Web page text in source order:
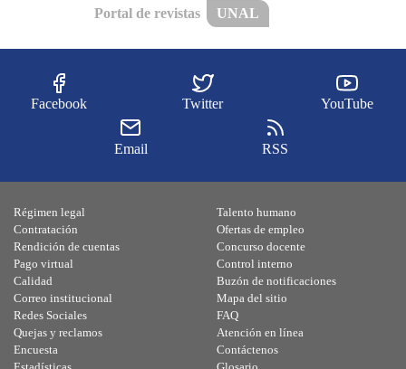
Portal de revistas UNAL
Facebook Twitter YouTube
Email RSS
Régimen legal
Contratación
Rendición de cuentas
Pago virtual
Calidad
Talento humano
Ofertas de empleo
Concurso docente
Control interno
Buzón de notificaciones
Correo institucional
Redes Sociales
Quejas y reclamos
Encuesta
Mapa del sitio
FAQ
Atención en línea
Contáctenos